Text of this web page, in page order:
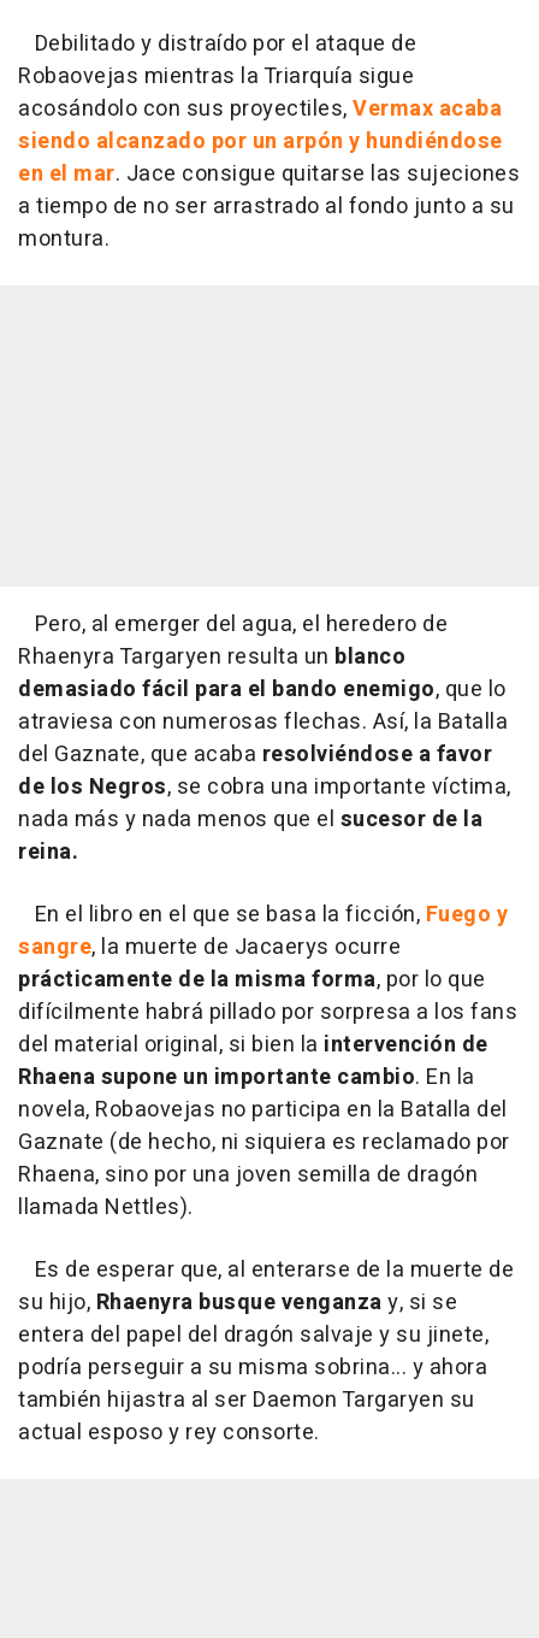
Debilitado y distraído por el ataque de
Robaovejas mientras la Triarquía sigue
acosándolo con sus proyectiles,Vermax acaba
siendo alcanzado por un arpón y hundiéndose
en el mar. Jace consigue quitarse las sujeciones
a tiempo de no ser arrastrado al fondo junto a su
montura.
Pero, al emerger del agua, el heredero de
Rhaenyra Targaryen resulta un blanco
demasiado fácil para el bando enemigo, que lo
atraviesa con numerosas flechas. Así, la Batalla
del Gaznate, que acaba resolviéndose a favor
de los Negros, se cobra una importante víctima,
nada más y nada menos que el sucesor de la
reina.
En el libro en el que se basa la ficción, Fuego y
sangre, la muerte de Jacaerys ocurre
prácticamente de la misma forma, por lo que
difícilmente habrá pillado por sorpresa a los fans
del material original, si bien la intervención de
Rhaena supone un importante cambio. En la
novela, Robaovejas no participa en la Batalla del
Gaznate (de hecho, ni siquiera es reclamado por
Rhaena, sino por una joven semilla de dragón
llamada Nettles).
Es de esperar que, al enterarse de la muerte de
su hijo, Rhaenyra busque venganzay, si se
entera del papel del dragón salvaje y su jinete,
podría perseguir a su misma sobrina... y ahora
también hijastra al ser Daemon Targaryen su
actual esposo y rey consorte.